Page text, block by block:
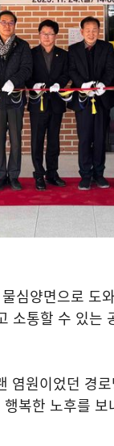
심양면으로 도
소통할 수 있는
염원이었던 경
복한 노후를 보